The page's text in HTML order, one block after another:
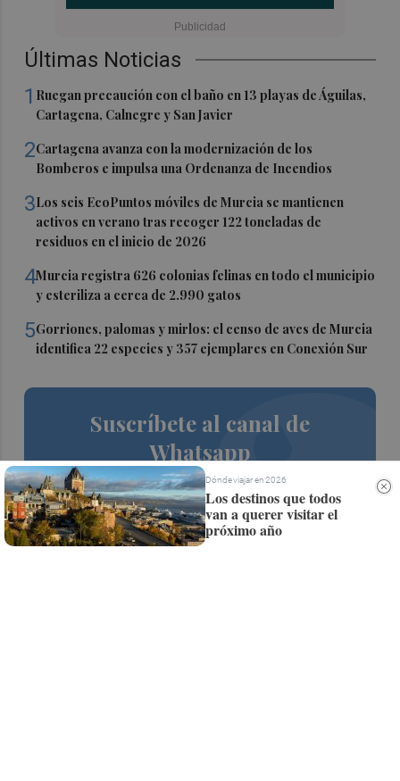
Últimas Noticias
1 Ruegan precaución con el baño en 13 playas de Águilas,
Cartagena, Calnegre y San Javier
2Cartagena avanza con la modernización de los
Bomberos e impulsa una Ordenanza de Incendios
3Los seis EcoPuntos móviles de Murcia se mantienen
activos en verano tras recoger 122 toneladas de
residuos en el inicio de 2026
4Murcia registra 626 colonias felinas en todo el municipio
y esteriliza a cerca de 2.990 gatos
5Gorriones, palomas y mirlos: el censo de aves de Murcia
identifica 22 especies y 357 ejemplares en Conexión Sur
Suscríbete al canal de
Whatsapp
Siempre al día de las últimas noticias
¡Quiero suscribirme!
Dónde viajar en 2026
Los destinos que todos
van a querer visitar el
próximo año